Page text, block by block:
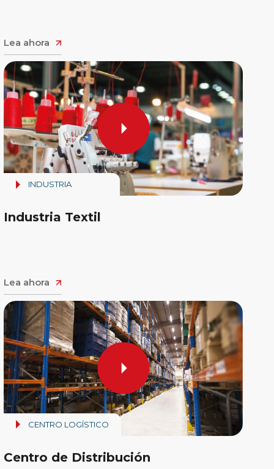
Lea ahora
INDUSTRIA
Industria Textil
Lea ahora
CENTRO LOGÍSTICO
Centro de Distribución